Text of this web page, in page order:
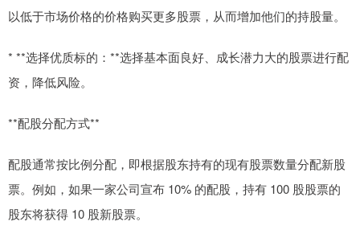
以低于市场价格的价格购买更多股票，从而增加他们的持股量。
* **选择优质标的：**选择基本面良好、成长潜力大的股票进行配
资，降低风险。
**配股分配方式**
配股通常按比例分配，即根据股东持有的现有股票数量分配新股
票。例如，如果一家公司宣布 10% 的配股，持有 100 股股票的
股东将获得 10 股新股票。